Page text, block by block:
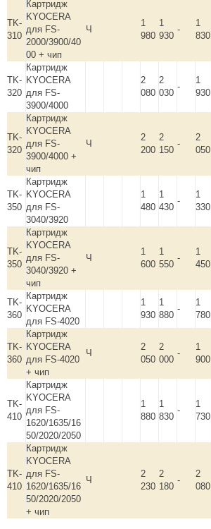
TK-
310
Картридж
KYOCERA
для FS-
2000/3900/40
00 + чип
Ч
1
980
1
930
-
1
830
TK-
320
Картридж
KYOCERA
для FS-
3900/4000
2
080
2
030
-
1
930
TK-
320
Картридж
KYOCERA
для FS-
3900/4000 +
чип
Ч
2
200
2
150
-
2
050
TK-
350
Картридж
KYOCERA
для FS-
3040/3920
1
480
1
430
-
1
330
TK-
350
Картридж
KYOCERA
для FS-
3040/3920 +
чип
Ч
1
600
1
550
-
1
450
TK-
360
Картридж
KYOCERA
для FS-4020
1
930
1
880
-
1
780
TK-
360
Картридж
KYOCERA
для FS-4020
+ чип
Ч
2
050
2
000
-
1
900
TK-
410
Картридж
KYOCERA
для FS-
1620/1635/16
50/2020/2050
1
880
1
830
-
1
730
TK-
410
Картридж
KYOCERA
для FS-
1620/1635/16
50/2020/2050
+ чип
Ч
2
230
2
180
-
2
080